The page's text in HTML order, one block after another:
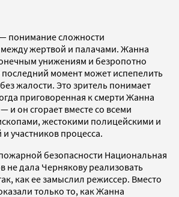
понимание сложности
жертвой и палачами. Жанна
унижениям и безропотно
момент может испепелить
жалости. Это зритель понимает
приговоренная к смерти Жанна
и он сгорает вместе со всеми
жестокими полицейскими и
участников процесса.
безопасности Национальная
не дала Чернякову реализовать
как ее замыслил режиссер. Вместо
только то, как Жанна